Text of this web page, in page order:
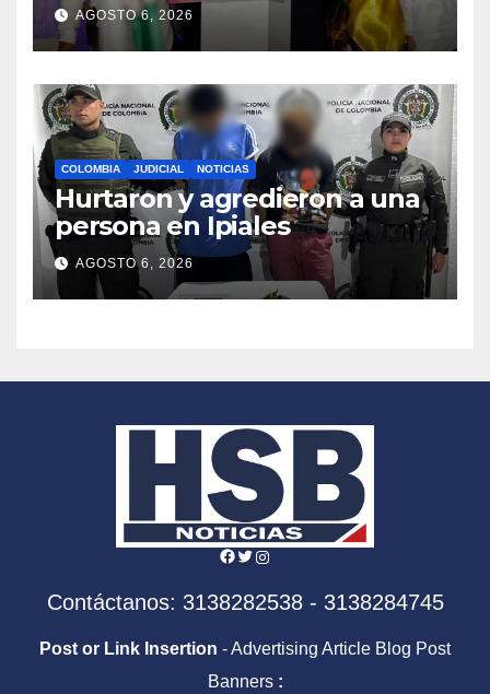
frenar la posesión de
Abelardo de la Espriella
AGOSTO 6, 2026
COLOMBIA JUDICIAL NOTICIAS
Hurtaron y agredieron a una
persona en Ipiales
AGOSTO 6, 2026
Facebook
Twitter
Instagram
Contáctanos: 3138282538 - 3138284745
Post or Link Insertion - Advertising Article Blog Post
Banners :